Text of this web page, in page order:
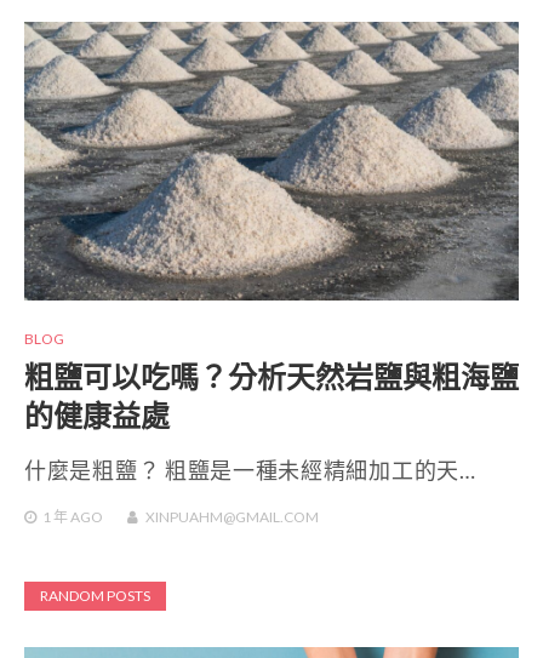
BLOG
粗鹽可以吃嗎？分析天然岩鹽與粗海鹽
的健康益處
什麼是粗鹽？ 粗鹽是一種未經精細加工的天…
1 年AGO XINPUAHM@GMAIL.COM
RANDOM POSTS